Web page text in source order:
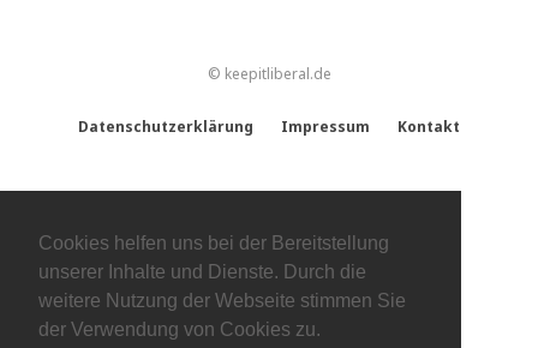
Cookies helfen uns bei der Bereitstellung
unserer Inhalte und Dienste. Durch die
weitere Nutzung der Webseite stimmen Sie
der Verwendung von Cookies zu.
© keepitliberal.de
Datenschutzerklärung Impressum Kontakt